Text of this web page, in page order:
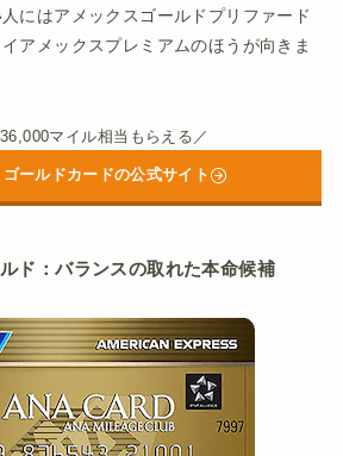
にはアメックスゴールドプリファード
アメックスプレミアムのほうが向きま
マイル相当もらえる／
ールドカードの公式サイト
ド：バランスの取れた本命候補